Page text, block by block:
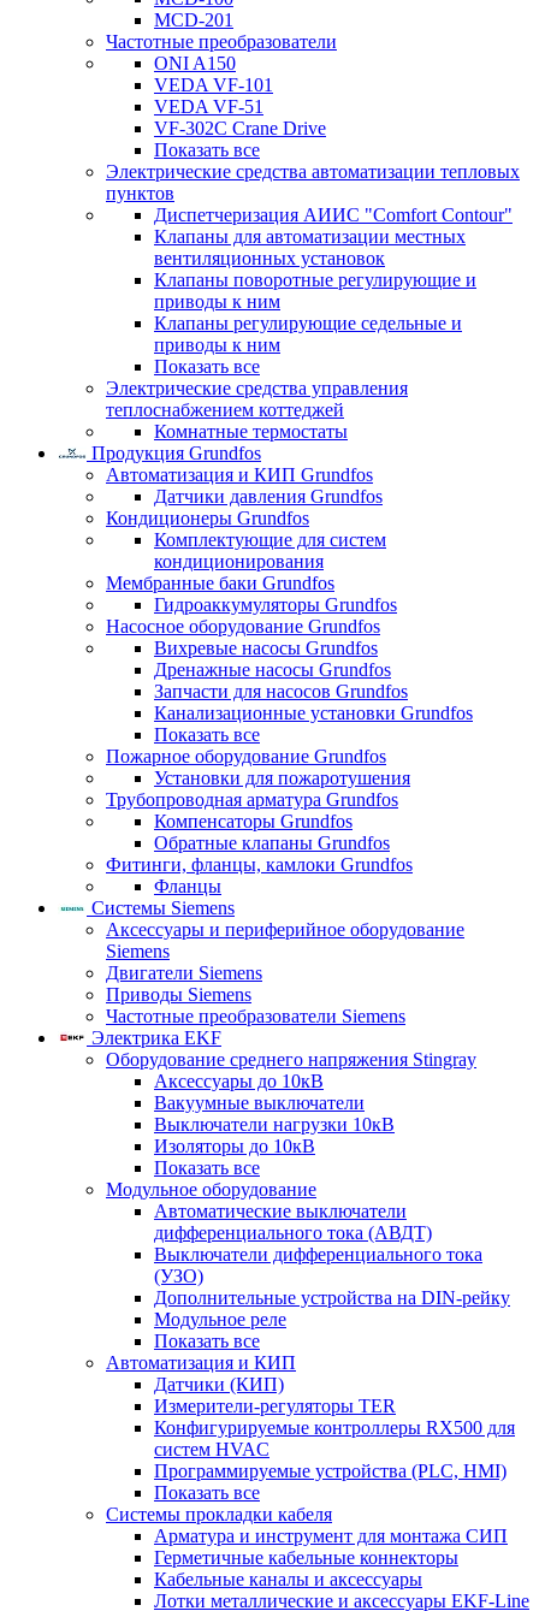
MCD-201
Частотные преобразователи
ONI A150
VEDA VF-101
VEDA VF-51
VF-302C Crane Drive
Показать все
Электрические средства автоматизации тепловых
пунктов
Диспетчеризация АИИС "Comfort Contour"
Клапаны для автоматизации местных
вентиляционных установок
Клапаны поворотные регулирующие и
приводы к ним
Клапаны регулирующие седельные и
приводы к ним
Показать все
Электрические средства управления
теплоснабжением коттеджей
Комнатные термостаты
Продукция Grundfos
Автоматизация и КИП Grundfos
Датчики давления Grundfos
Кондиционеры Grundfos
Комплектующие для систем
кондиционирования
Мембранные баки Grundfos
Гидроаккумуляторы Grundfos
Насосное оборудование Grundfos
Вихревые насосы Grundfos
Дренажные насосы Grundfos
Запчасти для насосов Grundfos
Канализационные установки Grundfos
Показать все
Пожарное оборудование Grundfos
Установки для пожаротушения
Трубопроводная арматура Grundfos
Компенсаторы Grundfos
Обратные клапаны Grundfos
Фитинги, фланцы, камлоки Grundfos
Фланцы
Системы Siemens
Аксессуары и периферийное оборудование
Siemens
Двигатели Siemens
Приводы Siemens
Частотные преобразователи Siemens
Электрика EKF
Оборудование среднего напряжения Stingray
Аксессуары до 10кВ
Вакуумные выключатели
Выключатели нагрузки 10кВ
Изоляторы до 10кВ
Показать все
Модульное оборудование
Автоматические выключатели
дифференциального тока (АВДТ)
Выключатели дифференциального тока
(УЗО)
Дополнительные устройства на DIN-рейку
Модульное реле
Показать все
Автоматизация и КИП
Датчики (КИП)
Измерители-регуляторы TER
Конфигурируемые контроллеры RX500 для
систем HVAC
Программируемые устройства (PLC, HMI)
Показать все
Системы прокладки кабеля
Арматура и инструмент для монтажа СИП
Герметичные кабельные коннекторы
Кабельные каналы и аксессуары
Лотки металлические и аксессуары EKF-Line